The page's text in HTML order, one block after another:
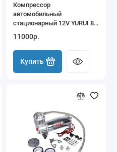
Компрессор
автомобильный
стационарный 12V YURUI 85
11000р.
Купить